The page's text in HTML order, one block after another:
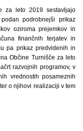
za leto 2019 sestavljajo
podrobnejši prikaz
oziroma prejemkov in
finančnih terjatev in
pa prikaz predvidenih in
Občine Turnišče za leto
razvojnih programov, v
vrednostih posameznih
o njihovi realizaciji v tem